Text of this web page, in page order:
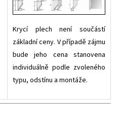
Krycí plech není součástí
základní ceny. V případě zájmu
bude jeho cena stanovena
individuálně podle zvoleného
typu, odstínu a montáže.